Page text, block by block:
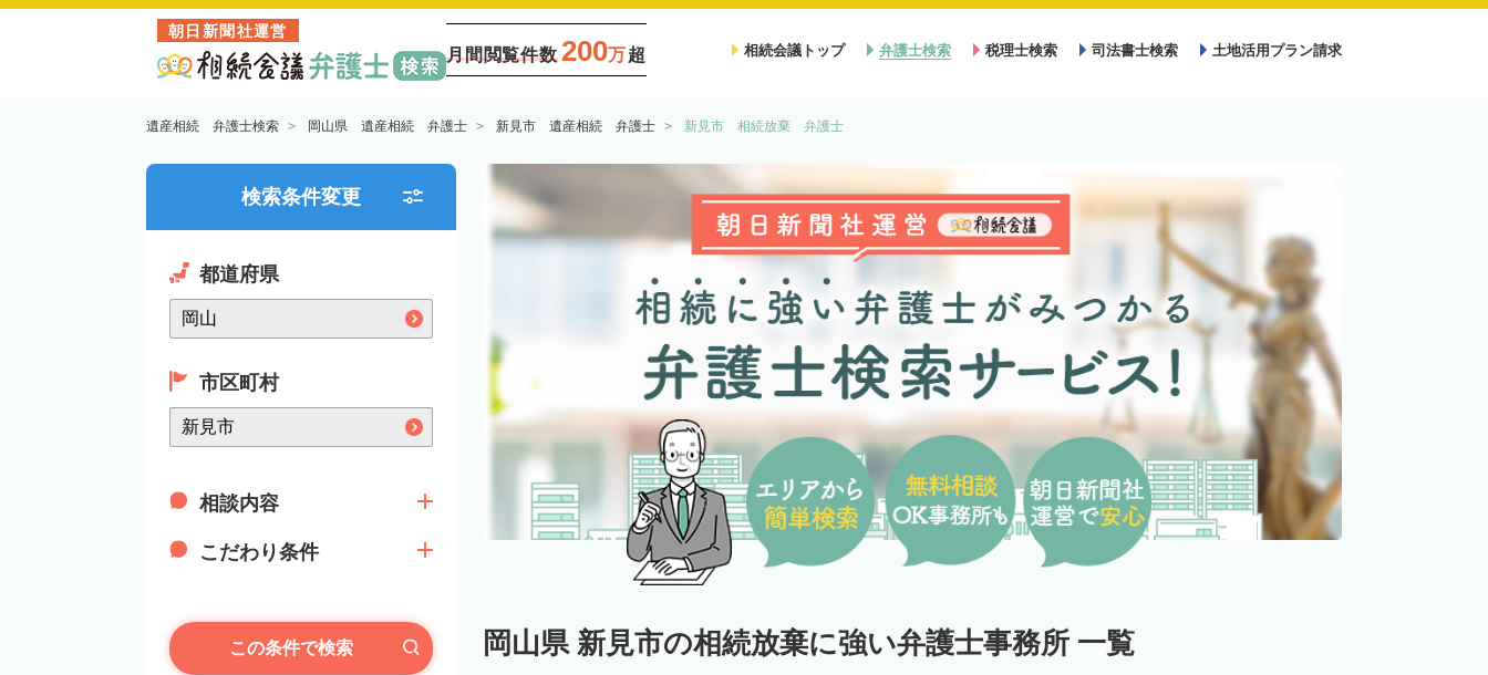
朝日新聞社運営
月間閲覧件数 200万超 相続会議トップ 弁護士検索 税理士検索 司法書士検索 土地活用プラン請求
遺産相続 弁護士検索 岡山県 遺産相続 弁護士 新見市 遺産相続 弁護士 新見市 相続放棄 弁護士
検索条件変更
都道府県
市区町村
相談内容
こだわり条件
この条件で検索 岡山県 新見市の相続放棄に強い弁護士事務所 一覧